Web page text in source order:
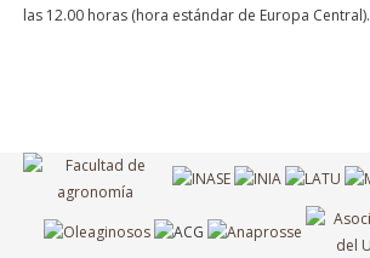
las 12.00 horas (hora estándar de Europa Central).